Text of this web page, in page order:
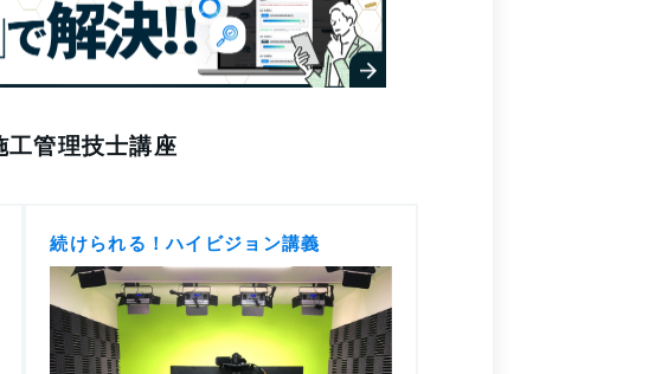
管理技士講座
続けられる！ハイビジョン講義